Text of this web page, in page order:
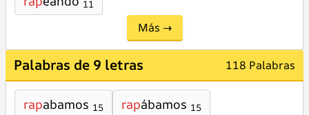
11
Más →
Palabras de 9 letras 118 Palabras
rapabamos 15 rapábamos 15